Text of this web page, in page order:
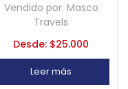
Vendido por: Masco
Travels
Desde: $25.000
Leer más